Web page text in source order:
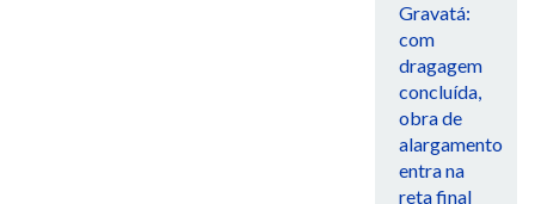
Gravatá:
com
dragagem
concluída,
obra de
alargamento
entra na
reta final